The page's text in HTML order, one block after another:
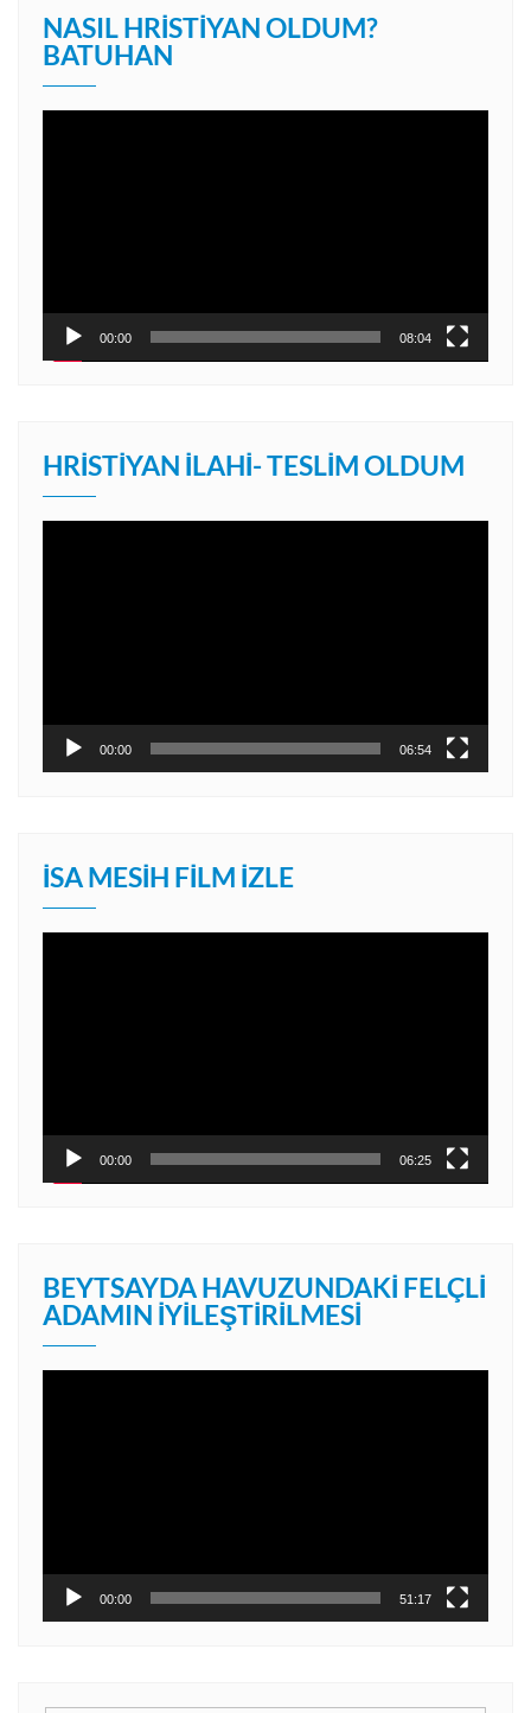
NASIL HRISTIYAN OLDUM?
BATUHAN
00:00 08:04
HRISTIYAN İLAHI- TESLIM OLDUM
00:00 06:54
İSA MESIH FILM İZLE
00:00 06:25
BEYTSAYDA HAVUZUNDAKI FELÇLI
ADAMIN İYILEŞTIRILMESI
00:00 51:17